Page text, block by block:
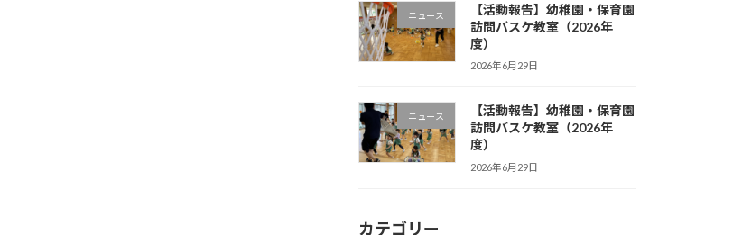
ニュース
【活動報告】幼稚園・保育園
訪問バスケ教室（2026年
度）
2026年6月29日
ニュース
【活動報告】幼稚園・保育園
訪問バスケ教室（2026年
度）
2026年6月29日
カテゴリー